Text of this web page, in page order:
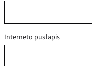
Interneto puslapis